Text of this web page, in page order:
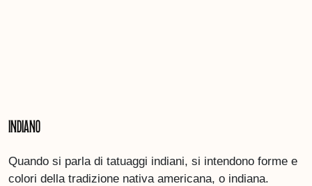
Indiano
Quando si parla di tatuaggi indiani, si intendono forme e
colori della tradizione nativa americana, o indiana.